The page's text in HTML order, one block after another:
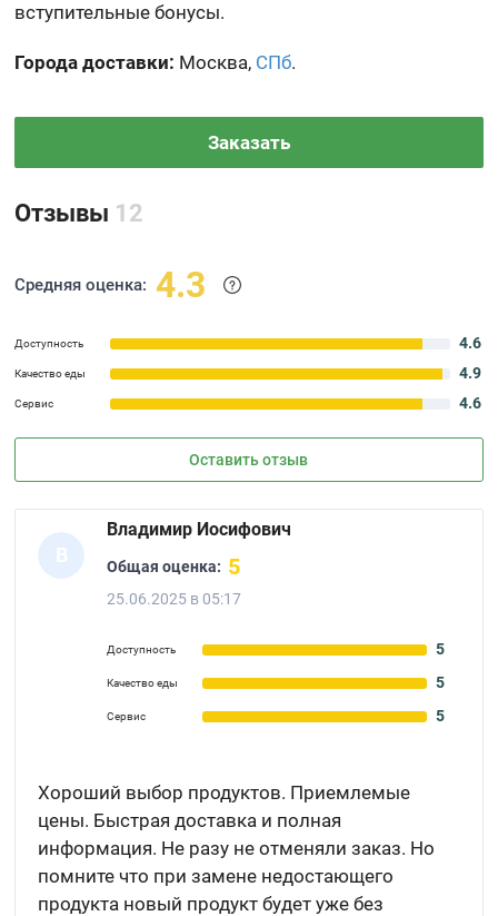
вступительные бонусы.
Города доставки: Москва, СПб.
Заказать
Отзывы 12
Средняя оценка: 4.3
Доступность 4.6
Качество еды 4.9
Сервис 4.6
Оставить отзыв
В
Владимир Иосифович
Общая оценка: 5
25.06.2025 в 05:17
Доступность 5
Качество еды 5
Сервис 5
Хороший выбор продуктов. Приемлемые
цены. Быстрая доставка и полная
информация. Не разу не отменяли заказ. Но
помните что при замене недостающего
продукта новый продукт будет уже без